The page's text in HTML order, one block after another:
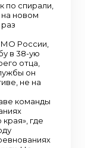
по спирали,
новом
России,
в 38-ую
отца,
он
не на
команды
где